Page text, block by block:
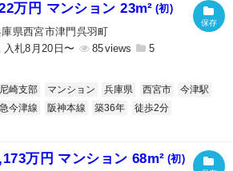
万円 マンション 23m² (初)
県西宮市津門呉羽町
入札8月20日〜
85 5
崎支部 マンション 兵庫県 西宮市
今津駅
今津線 阪神本線 築36年
徒歩2分
万円 マンション 68m² (初)